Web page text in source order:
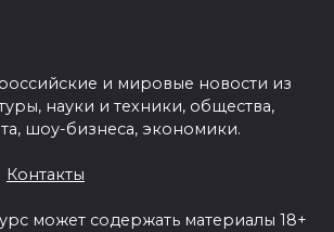
и мировые новости из
науки и техники, общества,
шоу-бизнеса, экономики.
Контакты
может содержать материалы 18+